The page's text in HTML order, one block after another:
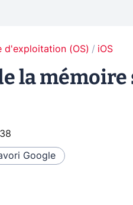
d'exploitation (OS) iOS
la mémoire
Google